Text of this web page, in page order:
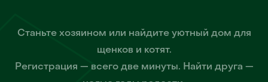
Станьте хозяином или найдите уютный дом для
щенков и котят.
Регистрация — всего две минуты. Найти друга —